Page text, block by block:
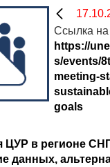
Ссылка
https://
s/events/
meeting-
goals
ЦУР в регионе
данных,